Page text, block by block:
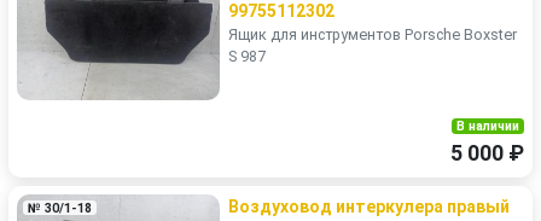
99755112302
Ящик для инструментов Porsche Boxster
S 987
В наличии
5 000 ₽
№ 30/1-18
Воздуховод интеркулера правый